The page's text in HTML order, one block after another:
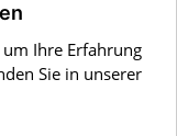
Ihre Erfahrung
Sie in unserer